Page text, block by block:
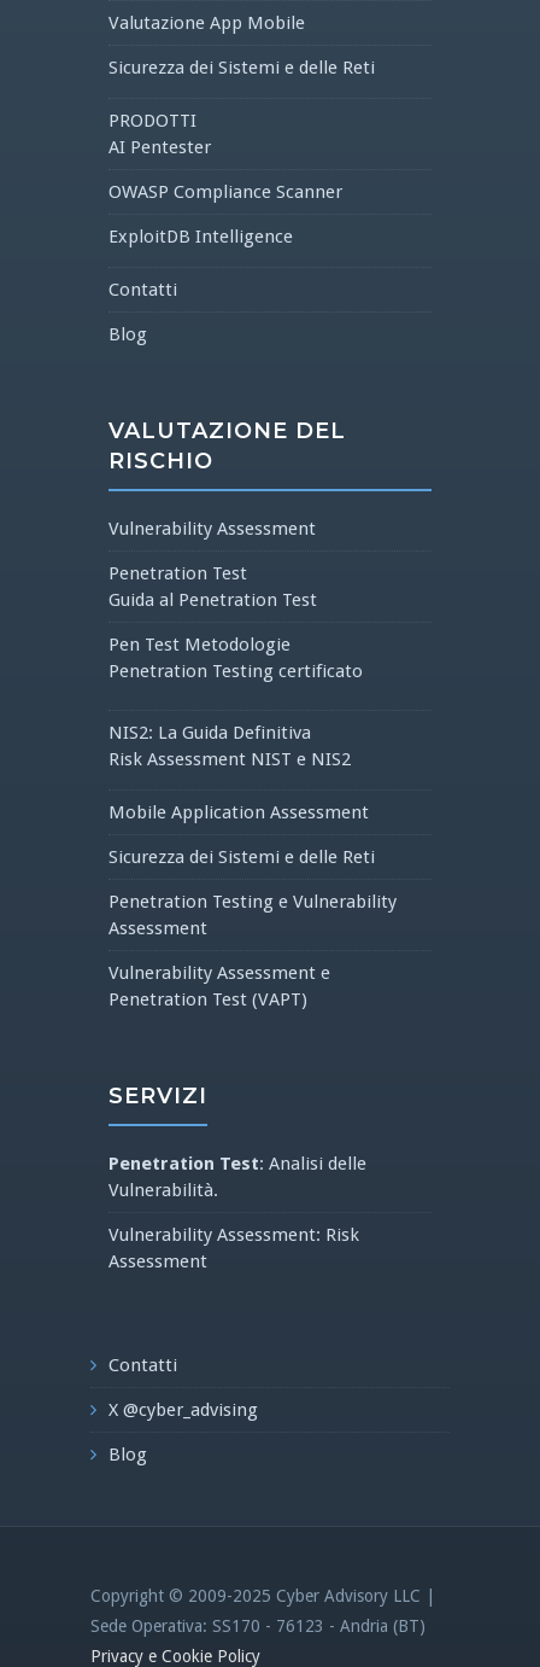
Valutazione App Mobile
Sicurezza dei Sistemi e delle Reti
PRODOTTI
AI Pentester
OWASP Compliance Scanner
ExploitDB Intelligence
Contatti
Blog
VALUTAZIONE DEL
RISCHIO
Vulnerability Assessment
Penetration Test
Guida al Penetration Test
Pen Test Metodologie
Penetration Testing certificato
NIS2: La Guida Definitiva
Risk Assessment NIST e NIS2
Mobile Application Assessment
Sicurezza dei Sistemi e delle Reti
Penetration Testing e Vulnerability
Assessment
Vulnerability Assessment e
Penetration Test (VAPT)
SERVIZI
Penetration Test: Analisi delle
Vulnerabilità.
Vulnerability Assessment: Risk
Assessment
Contatti
X @cyber_advising
Blog
Copyright © 2009-2025 Cyber Advisory LLC |
Sede Operativa: SS170 - 76123 - Andria (BT)
Privacy e Cookie Policy